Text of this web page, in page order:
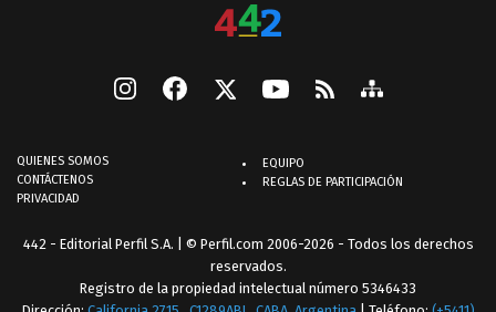
QUIENES SOMOS
CONTÁCTENOS
PRIVACIDAD
EQUIPO
REGLAS DE PARTICIPACIÓN
442 - Editorial Perfil S.A. | © Perfil.com 2006-2026 - Todos los derechos
reservados.
Registro de la propiedad intelectual número 5346433